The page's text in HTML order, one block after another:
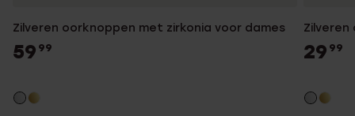
Zilveren oorknoppen met zirkonia voor dames
59 99
Zilveren
29 99